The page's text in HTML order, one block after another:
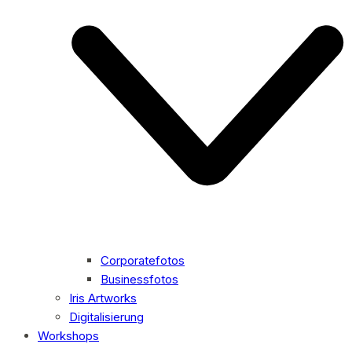
Corporatefotos
Businessfotos
Iris Artworks
Digitalisierung
Workshops